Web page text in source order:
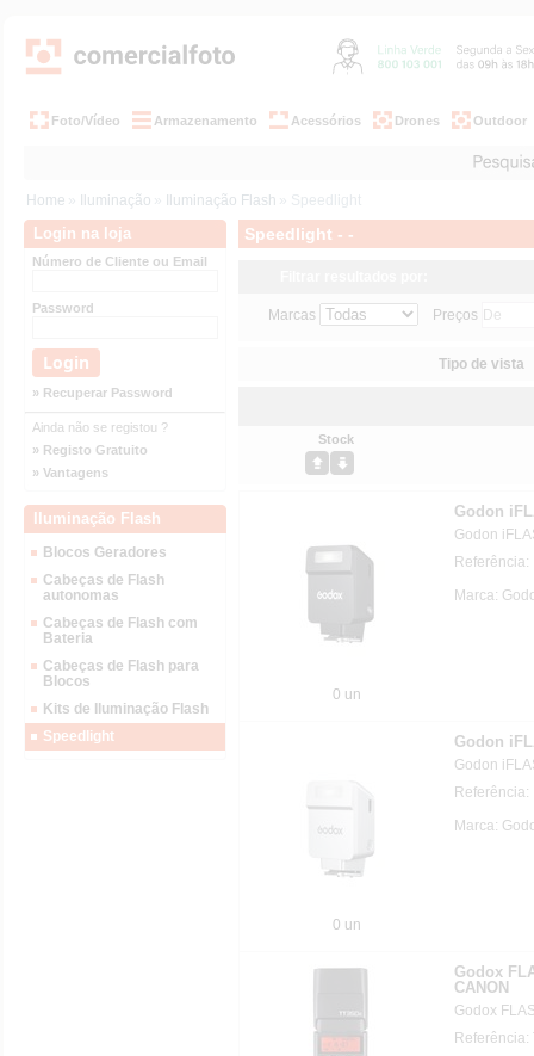
Foto/Vídeo Armazenamento Acessórios Drones Outdoor
Home » Iluminação » Iluminação Flash » Speedlight
Login na loja
Número de Cliente ou Email
Password
» Recuperar Password
Ainda não se registou ?
» Registo Gratuito
» Vantagens
Iluminação Flash
Blocos Geradores
Cabeças de Flash
autonomas
Cabeças de Flash com
Bateria
Cabeças de Flash para
Blocos
Kits de Iluminação Flash
Speedlight
Speedlight - -
Marcas Preços
Tipo de vista
Stock
0 un
Godon
Godon
Referência:
Marca:
0 un
Godon
Godon
Referência:
Marca:
Godox
CANON
Godox
Referência: